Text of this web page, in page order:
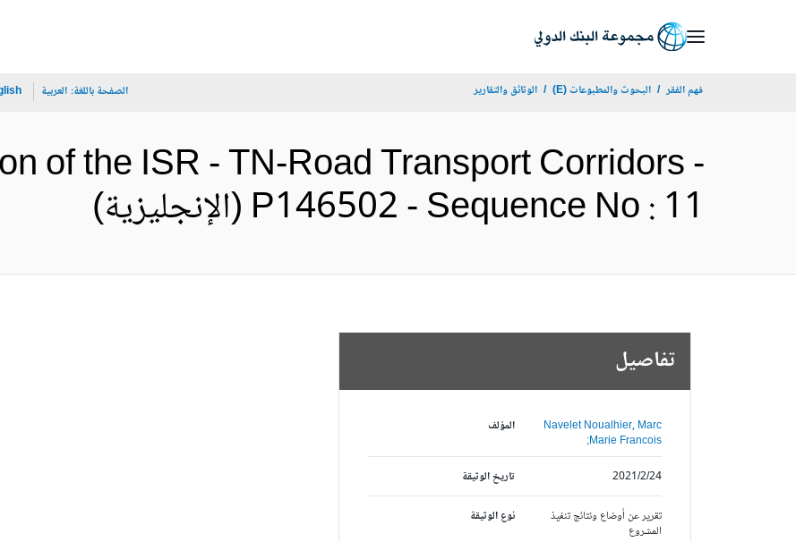
فهم الفقر البحوث والمطبوعات (E) الوثائق والتقارير الصفحة باللغة: العربية
of the ISR - TN-Road Transport Corridors -
P146502 - Sequence No : 11 (الإنجليزية)
تفاصيل
المؤلف
Navelet Noualhier, Marc
Marie Francois;
تاريخ الوثيقة
2021/2/24
نوع الوثيقة
تقرير عن أوضاع ونتائج تنفيذ
المشروع